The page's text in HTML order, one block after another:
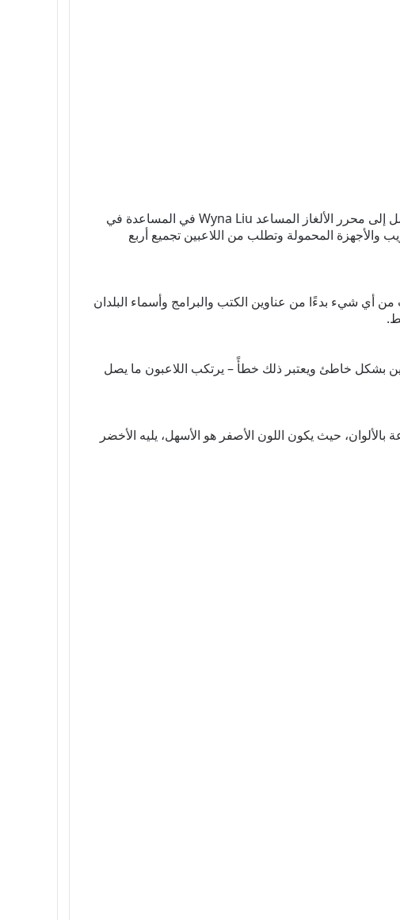
يُنسب الفضل إلى محرر الألغاز المساعد Wyna Liu في المساعدة في
المحمولة وتطلب من اللاعبين تجميع أربع
من أي شيء بدءًا من عناوين الكتب والبرامج وأسماء البلدان
بشكل خاطئ ويعتبر ذلك خطأً – يرتكب اللاعبون ما يصل
حيث يكون اللون الأصفر هو الأسهل، يليه الأخضر